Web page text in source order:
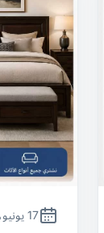
17 يونيو، 2026